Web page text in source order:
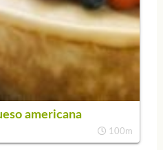
americana
100m